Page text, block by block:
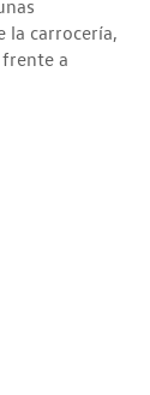
la carrocería,
a